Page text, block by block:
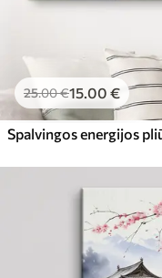
25.00€15.00 €
Spalvingos energijos